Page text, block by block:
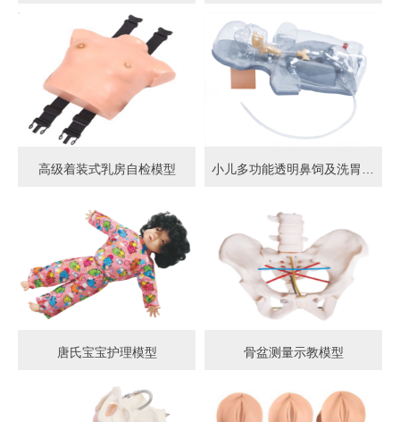
高级着装式乳房自检模型
唐氏宝宝护理模型 骨盆测量示教模型